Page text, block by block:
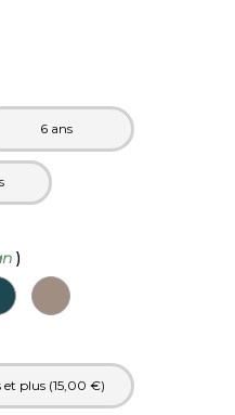
6 ans
)
et plus (15,00 €)